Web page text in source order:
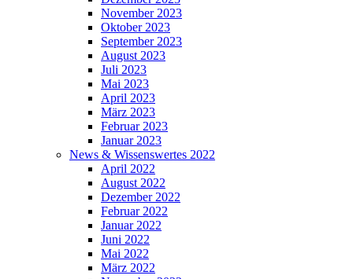
November 2023
Oktober 2023
September 2023
August 2023
Juli 2023
Mai 2023
April 2023
März 2023
Februar 2023
Januar 2023
News & Wissenswertes 2022
April 2022
August 2022
Dezember 2022
Februar 2022
Januar 2022
Juni 2022
Mai 2022
März 2022